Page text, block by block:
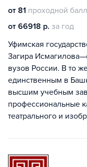
от 81 проходной балл
от 66918 р. за год
Уфимская
Загира
вузов России. В то
единственным в
высшим учебным
профессиональные
театрального и